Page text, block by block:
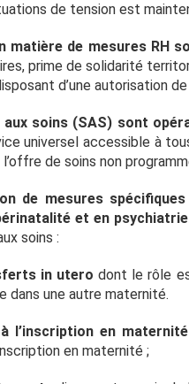
de tension est
matière de mesures RH
prime de solidarité
d’une autorisation
aux soins (SAS) sont
universel accessible à
de soins non
de mesures
et en
soins :
in utero dont le rôle
dans une autre maternité.
à l’inscription en
en maternité ;